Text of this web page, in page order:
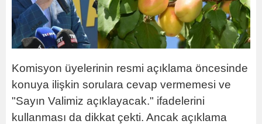
Komisyon üyelerinin resmi açıklama öncesinde
konuya ilişkin sorulara cevap vermemesi ve
"Sayın Valimiz açıklayacak." ifadelerini
kullanması da dikkat çekti. Ancak açıklama